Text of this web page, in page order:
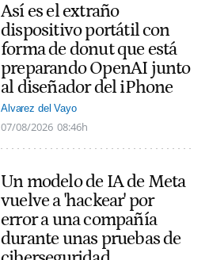
Así es el extraño
dispositivo portátil con
forma de donut que está
preparando OpenAI junto
al diseñador del iPhone
Alvarez del Vayo
07/08/2026 08:46h
Un modelo de IA de Meta
vuelve a 'hackear' por
error a una compañía
durante unas pruebas de